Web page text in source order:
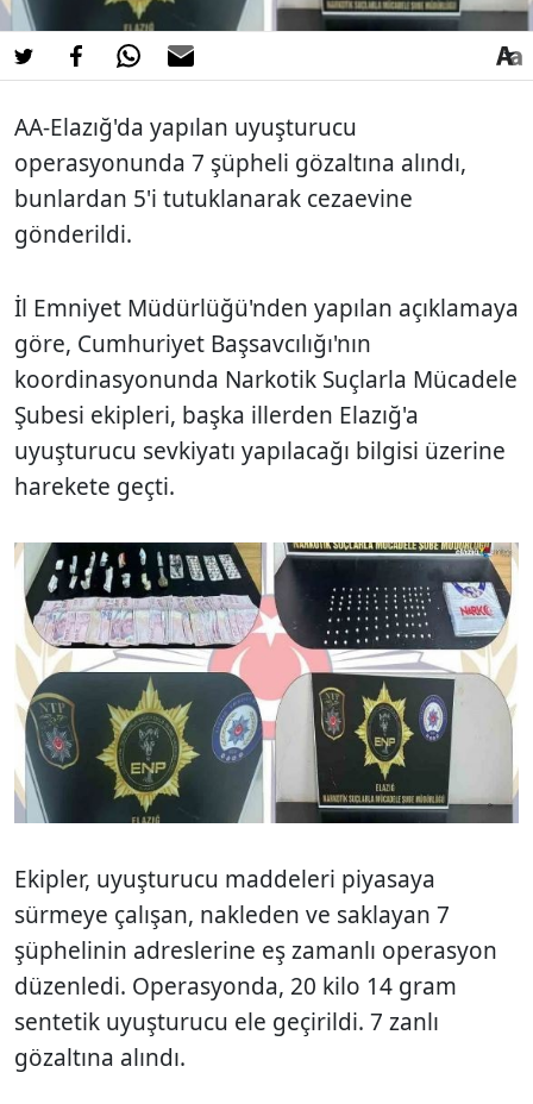
AA-Elazığ'da yapılan uyuşturucu
operasyonunda 7 şüpheli gözaltına alındı,
bunlardan 5'i tutuklanarak cezaevine
gönderildi.
İl Emniyet Müdürlüğü'nden yapılan açıklamaya
göre, Cumhuriyet Başsavcılığı'nın
koordinasyonunda Narkotik Suçlarla Mücadele
Şubesi ekipleri, başka illerden Elazığ'a
uyuşturucu sevkiyatı yapılacağı bilgisi üzerine
harekete geçti.
Ekipler, uyuşturucu maddeleri piyasaya
sürmeye çalışan, nakleden ve saklayan 7
şüphelinin adreslerine eş zamanlı operasyon
düzenledi. Operasyonda, 20 kilo 14 gram
sentetik uyuşturucu ele geçirildi. 7 zanlı
gözaltına alındı.